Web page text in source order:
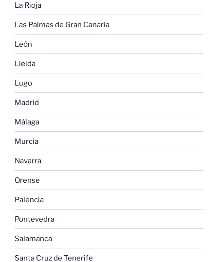
La Rioja
Las Palmas de Gran Canaria
León
Lleida
Lugo
Madrid
Málaga
Murcia
Navarra
Orense
Palencia
Pontevedra
Salamanca
Santa Cruz de Tenerife